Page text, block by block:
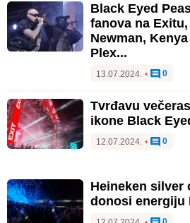
Black Eyed
fanova na
Newman,
Plex...
13.07.2024. • 0
Tvrđavu
ikone Black
12.07.2024. • 0
Heineken silver
donosi energiju